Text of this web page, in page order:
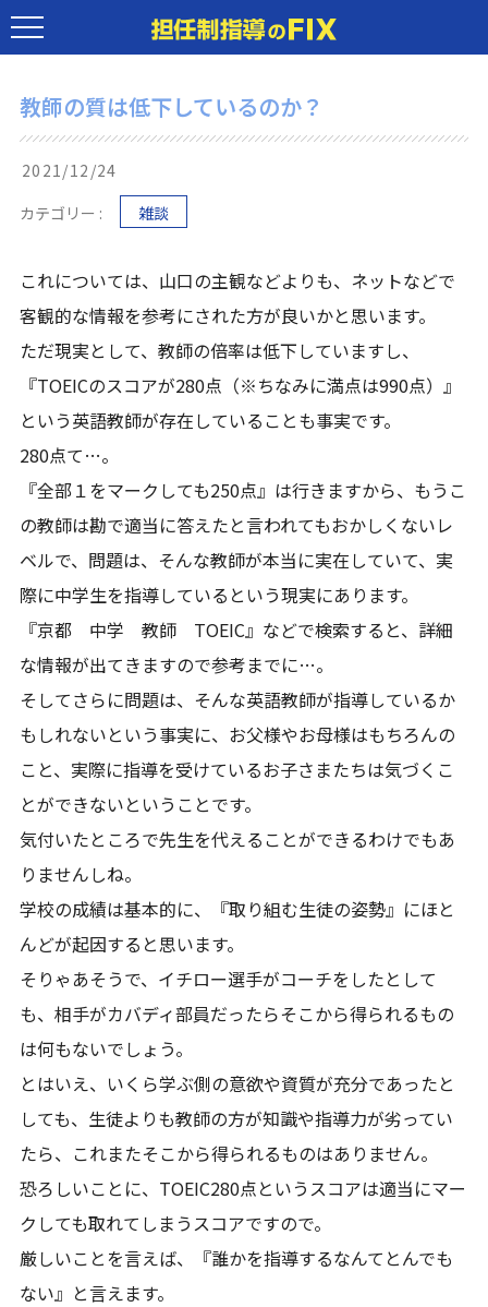
教師の質は低下しているのか？
2021/12/24
カテゴリー :
雑談
これについては、山口の主観などよりも、ネットなどで
客観的な情報を参考にされた方が良いかと思います。
ただ現実として、教師の倍率は低下していますし、
『TOEICのスコアが280点（※ちなみに満点は990点）』
という英語教師が存在していることも事実です。
280点て…。
『全部１をマークしても250点』は行きますから、もうこ
の教師は勘で適当に答えたと言われてもおかしくないレ
ベルで、問題は、そんな教師が本当に実在していて、実
際に中学生を指導しているという現実にあります。
『京都 中学 教師 TOEIC』などで検索すると、詳細
な情報が出てきますので参考までに…。
そしてさらに問題は、そんな英語教師が指導しているか
もしれないという事実に、お父様やお母様はもちろんの
こと、実際に指導を受けているお子さまたちは気づくこ
とができないということです。
気付いたところで先生を代えることができるわけでもあ
りませんしね。
学校の成績は基本的に、『取り組む生徒の姿勢』にほと
んどが起因すると思います。
そりゃあそうで、イチロー選手がコーチをしたとして
も、相手がカバディ部員だったらそこから得られるもの
は何もないでしょう。
とはいえ、いくら学ぶ側の意欲や資質が充分であったと
しても、生徒よりも教師の方が知識や指導力が劣ってい
たら、これまたそこから得られるものはありません。
恐ろしいことに、TOEIC280点というスコアは適当にマー
クしても取れてしまうスコアですので。
厳しいことを言えば、『誰かを指導するなんてとんでも
ない』と言えます。